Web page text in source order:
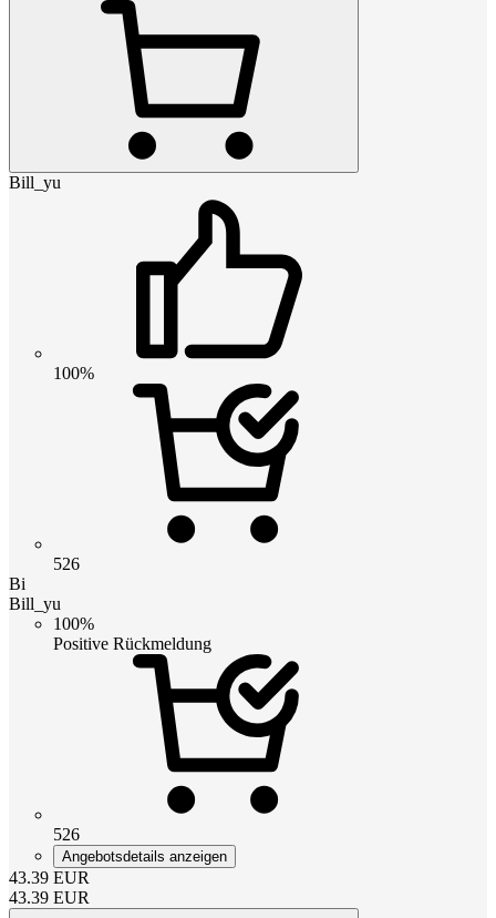
Bill_yu
100%
526
Bi
Bill_yu
100%
Positive Rückmeldung
526
Angebotsdetails anzeigen
43.39 EUR
43.39 EUR